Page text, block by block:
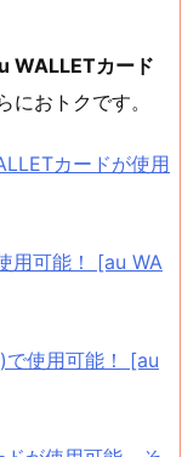
WALLETカード
におトクです。
カードが使用
用可能！ [au WA
で使用可能！ [au